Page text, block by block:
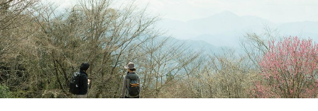
[12星座別] Monthly Love Holoscope
女神まり愛のタロットメッセージ
HEALTH
自分にやさしく
LEARN